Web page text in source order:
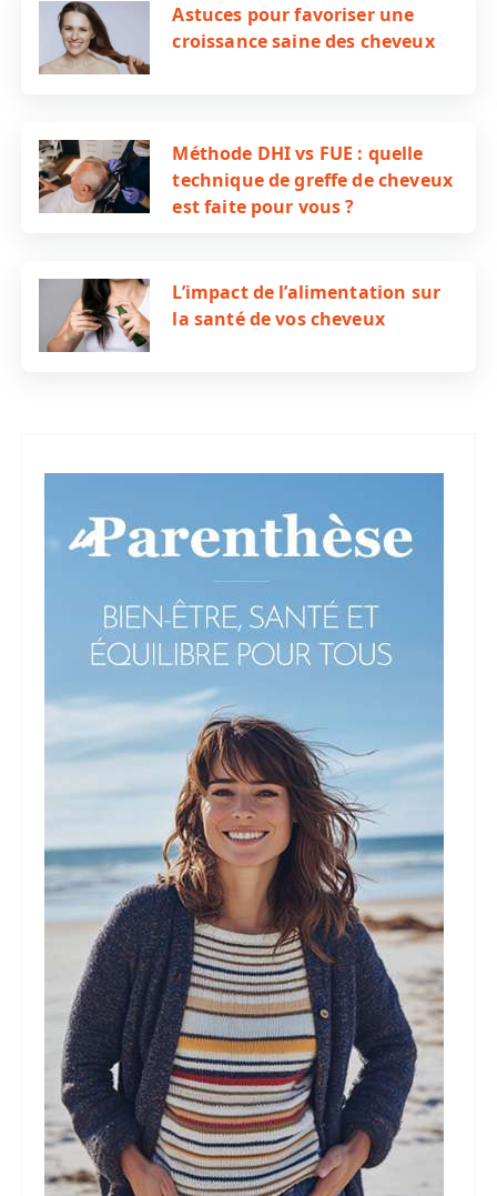
Astuces pour favoriser une
croissance saine des cheveux
Méthode DHI vs FUE : quelle
technique de greffe de cheveux
est faite pour vous ?
L’impact de l’alimentation sur
la santé de vos cheveux